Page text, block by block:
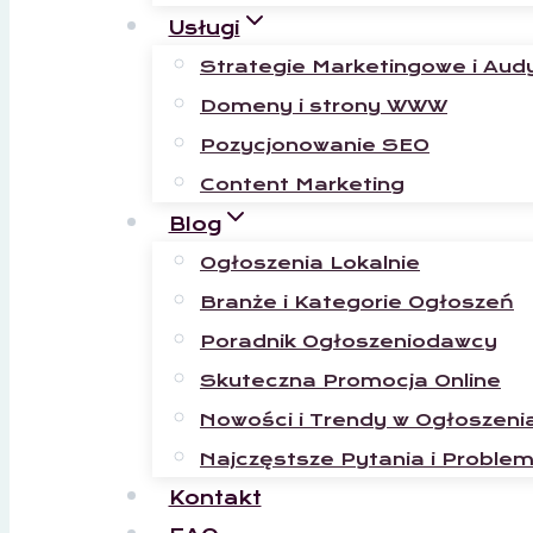
Usługi
Strategie Marketingowe i
Domeny i strony WWW
Pozycjonowanie SEO
Content Marketing
Blog
Ogłoszenia Lokalnie
Branże i Kategorie Ogłoszeń
Poradnik Ogłoszeniodawcy
Skuteczna Promocja Online
Nowości i Trendy w
Najczęstsze Pytania i
Kontakt